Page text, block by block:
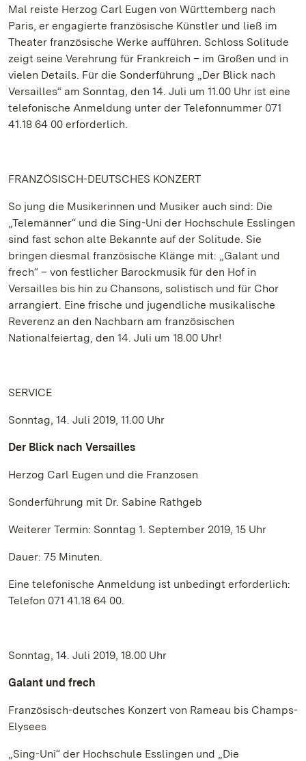
Mal reiste Herzog Carl Eugen von Württemberg nach
Paris, er engagierte französische Künstler und ließ im
Theater französische Werke aufführen. Schloss Solitude
zeigt seine Verehrung für Frankreich – im Großen und in
vielen Details. Für die Sonderführung „Der Blick nach
Versailles“ am Sonntag, den 14. Juli um 11.00 Uhr ist eine
telefonische Anmeldung unter der Telefonnummer 071
41.18 64 00 erforderlich.
FRANZÖSISCH-DEUTSCHES KONZERT
So jung die Musikerinnen und Musiker auch sind: Die
„Telemänner“ und die Sing-Uni der Hochschule Esslingen
sind fast schon alte Bekannte auf der Solitude. Sie
bringen diesmal französische Klänge mit: „Galant und
frech“ – von festlicher Barockmusik für den Hof in
Versailles bis hin zu Chansons, solistisch und für Chor
arrangiert. Eine frische und jugendliche musikalische
Reverenz an den Nachbarn am französischen
Nationalfeiertag, den 14. Juli um 18.00 Uhr!
SERVICE
Sonntag, 14. Juli 2019, 11.00 Uhr
Der Blick nach Versailles
Herzog Carl Eugen und die Franzosen
Sonderführung mit Dr. Sabine Rathgeb
Weiterer Termin: Sonntag 1. September 2019, 15 Uhr
Dauer: 75 Minuten.
Eine telefonische Anmeldung ist unbedingt erforderlich:
Telefon 071 41.18 64 00.
Sonntag, 14. Juli 2019, 18.00 Uhr
Galant und frech
Französisch-deutsches Konzert von Rameau bis Champs-
Elysees
„Sing-Uni“ der Hochschule Esslingen und „Die